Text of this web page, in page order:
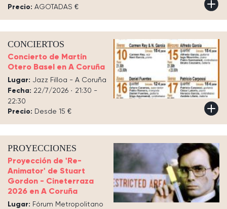
Precio: AGOTADAS €
CONCIERTOS
Concierto de Martín
Otero Basel en A Coruña
Lugar: Jazz Filloa - A Coruña
Fecha: 22/7/2026 · 21:30 -
22:30
Precio: Desde 15 €
PROYECCIONES
Proyección de 'Re-
Animator' de Stuart
Gordon - Cineterraza
2026 en A Coruña
Lugar: Fórum Metropolitano